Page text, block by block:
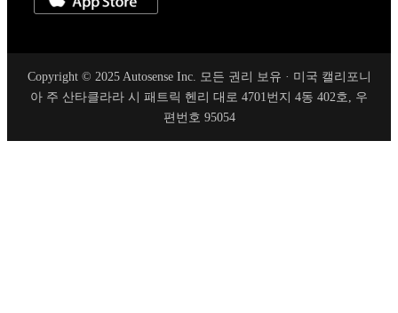
Copyright © 2025 Autosense Inc. 모든 권리 보유 · 미국 캘리포니
아 주 산타클라라 시 패트릭 헨리 대로 4701번지 4동 402호, 우
편번호 95054